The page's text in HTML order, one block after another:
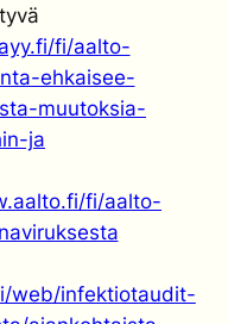
fi/aalto-
ehkaisee-
muutoksia-
ja
fi/aalto-
web/infektiotaudit-